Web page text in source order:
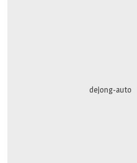
dejong-auto